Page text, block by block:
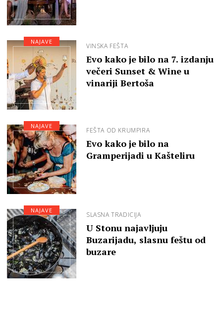
VINSKA FEŠTA
Evo kako je bilo na 7. izdanju
večeri Sunset & Wine u
vinariji Bertoša
NAJAVE
FEŠTA OD KRUMPIRA
Evo kako je bilo na
Gramperijadi u Kašteliru
NAJAVE
SLASNA TRADICIJA
U Stonu najavljuju
Buzarijadu, slasnu feštu od
buzare
NAJAVE